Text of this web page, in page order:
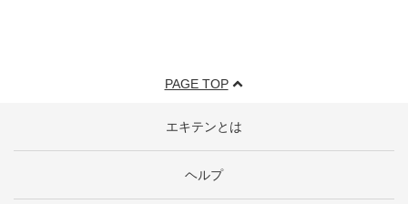
PAGE TOP
エキテンとは
ヘルプ